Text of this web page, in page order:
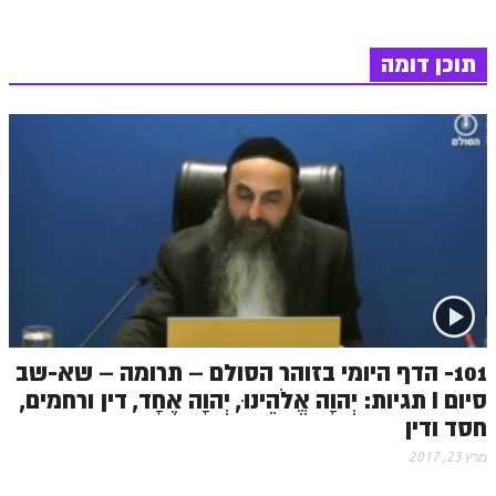
הזוהר הקדוש – קדושים למתחילים
ספר הזוהר אמור השקפה
ספר הזוהר אמור מתקדמים
הזוהר הקדוש פרשת בהר למתחילים
זוהר בחוקותי למתחילים
ספר הזוהר – במדבר
זוהר במדבר מתחילים
תוכן דומה
101- הדף היומי בזוהר הסולם – תרומה – שא-שב
סיום I תגיות: יְהוָה אֱלֹהֵינוּ, יְהוָה אֶחָד, דין ורחמים,
חסד ודין
מרץ 23, 2017